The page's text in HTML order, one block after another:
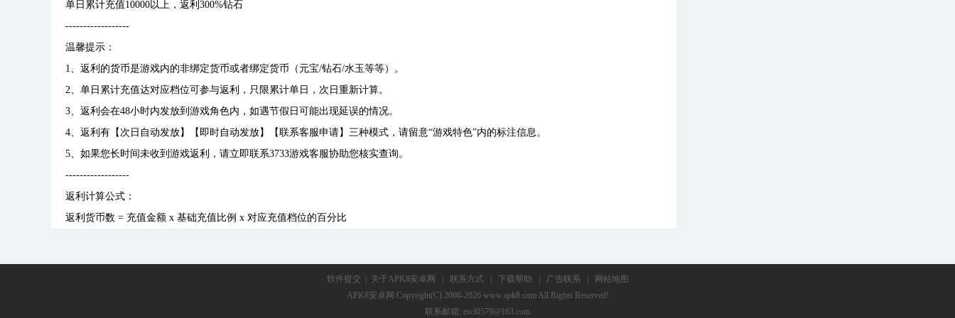
单日累计充值10000以上，返利300%钻石
------------------
温馨提示：
1、返利的货币是游戏内的非绑定货币或者绑定货币（元宝/钻石/水玉等等）。
2、单日累计充值达对应档位可参与返利，只限累计单日，次日重新计算。
3、返利会在48小时内发放到游戏角色内，如遇节假日可能出现延误的情况。
4、返利有【次日自动发放】【即时自动发放】【联系客服申请】三种模式，请留意“游戏特色”内的标注信息。
5、如果您长时间未收到游戏返利，请立即联系3733游戏客服协助您核实查询。
------------------
返利计算公式：
返利货币数 = 充值金额 x 基础充值比例 x 对应充值档位的百分比
软件提交 关于APK8安卓网 联系方式 下载帮助 广告联系
网站地图
APK8安卓网 Copyright(C) 2008-2026 www.apk8.com All Rights Reserved!
联系邮箱: escl0579@163.com